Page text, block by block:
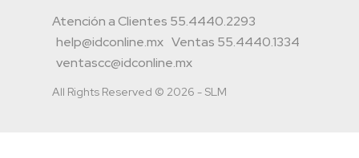
Atención a Clientes 55.4440.2293
help@idconline.mx Ventas 55.4440.1334
ventascc@idconline.mx
All Rights Reserved © 2026 - SLM